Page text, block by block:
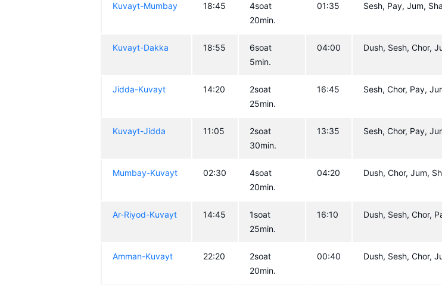
Kuvayt-Mumbay 18:45
4soat
20min.
01:35 Sesh, Pay, Jum,
Kuvayt-Dakka 18:55
6soat
5min.
04:00 Dush, Sesh, Chor,
Jidda-Kuvayt 14:20
2soat
25min.
16:45 Sesh, Chor, Pay,
Kuvayt-Jidda 11:05
2soat
30min.
13:35 Sesh, Chor, Pay,
Mumbay-Kuvayt 02:30
4soat
20min.
04:20 Dush, Chor, Jum,
Ar-Riyod-Kuvayt 14:45
1soat
25min.
16:10 Dush, Sesh, Chor,
Amman-Kuvayt 22:20
2soat
20min.
00:40 Dush, Sesh, Chor,